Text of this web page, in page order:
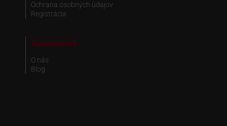
Ochrana osobných údajov
Registrácia
Spoločnosť
O nás
Blog